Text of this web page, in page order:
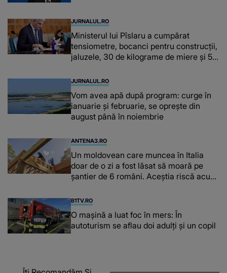
JURNALUL.RO
Ministerul lui Pîslaru a cumpărat
tensiometre, bocanci pentru construcții,
jaluzele, 30 de kilograme de miere și 50
JURNALUL.RO
Vom avea apă după program: curge în
ianuarie și februarie, se oprește din
august până în noiembrie
ANTENA3.RO
Un moldovean care muncea în Italia
doar de o zi a fost lăsat să moară pe
şantier de 6 români. Aceștia riscă acum
B1TV.RO
O maşină a luat foc în mers: În
autoturism se aflau doi adulți și un copil